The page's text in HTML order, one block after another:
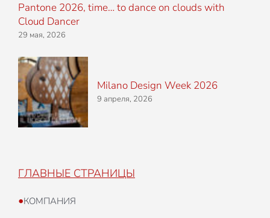
Pantone 2026, time… to dance on clouds with
Cloud Dancer
29 мая, 2026
Milano Design Week 2026
9 апреля, 2026
ГЛАВНЫЕ СТРАНИЦЫ
•КОМПАНИЯ